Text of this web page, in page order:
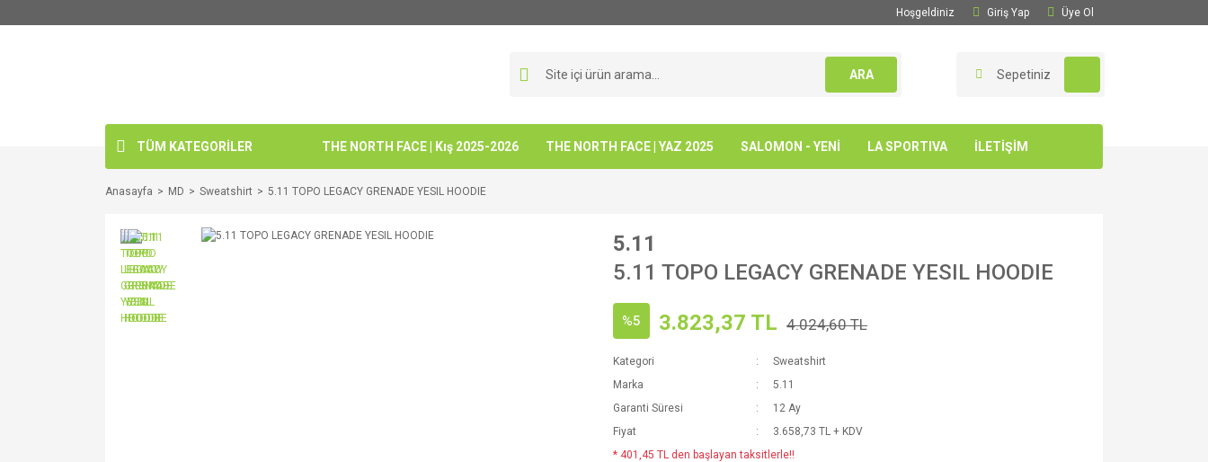
Hoşgeldiniz Giriş Yap Üye Ol
ARA Sepetiniz
TÜM KATEGORİLER THE NORTH FACE | Kış 2025-2026 THE NORTH FACE | YAZ 2025 SALOMON - YENİ LA SPORTIVA İLETİŞİM
Anasayfa MD Sweatshirt 5.11 TOPO LEGACY GRENADE YESIL HOODIE
5.11
5.11 TOPO LEGACY GRENADE YESIL HOODIE
%5 3.823,37 TL 4.024,60 TL
Kategori
Sweatshirt
Marka
5.11
Garanti Süresi
12 Ay
Fiyat
3.658,73 TL + KDV
* 401,45 TL den başlayan taksitlerle!!